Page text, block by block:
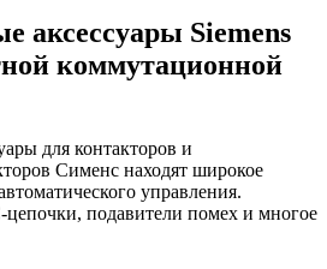
аксессуары Siemens
коммутационной
для контакторов и
Сименс находят широкое
управления.
подавители помех и многое